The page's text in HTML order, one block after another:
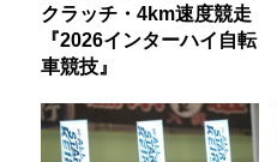
クラッチ・4km速度競走
『2026インターハイ自転
車競技』